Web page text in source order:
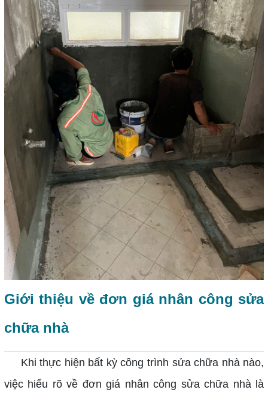
Giới thiệu về đơn giá nhân công sửa
chữa nhà
Khi thực hiện bất kỳ công trình sửa chữa nhà nào,
việc hiểu rõ về đơn giá nhân công sửa chữa nhà là